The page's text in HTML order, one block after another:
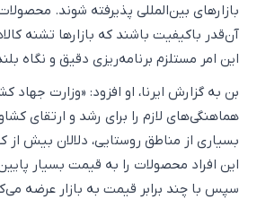
بازارهای بین‌المللی پذیرفته شوند.
آن‌قدر باکیفیت باشند که بازارها تشنه
این امر مستلزم برنامه‌ریزی دقیق و نگاه
بن به گزارش ایرنا، او افزود: «وزارت جهاد
هماهنگی‌های لازم را برای رشد و ارتقای
بسیاری از مناطق روستایی، دلالان بیش از
این افراد محصولات را به قیمت بسیار
سپس با چند برابر قیمت به بازار عرضه